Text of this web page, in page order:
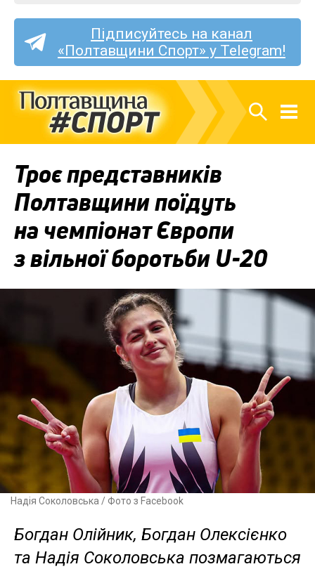
Підписуйтесь на канал
«Полтавщини Спорт» у Telegram!
Троє представників
Полтавщини поїдуть
на чемпіонат Європи
з вільної боротьби U-20
Надія Соколовська / Фото з Facebook
Богдан Олійник, Богдан Олексієнко
та Надія Соколовська позмагаються